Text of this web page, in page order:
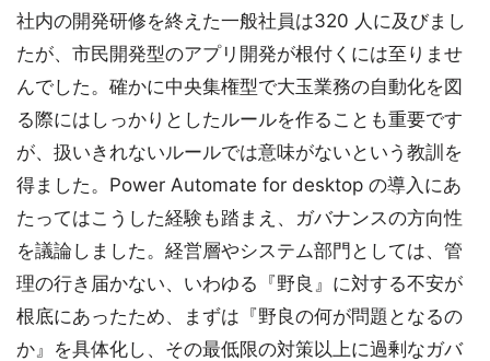
社内の開発研修を終えた一般社員は320 人に及びまし
たが、市民開発型のアプリ開発が根付くには至りませ
んでした。確かに中央集権型で大玉業務の自動化を図
る際にはしっかりとしたルールを作ることも重要です
が、扱いきれないルールでは意味がないという教訓を
得ました。Power Automate for desktop の導入にあ
たってはこうした経験も踏まえ、ガバナンスの方向性
を議論しました。経営層やシステム部門としては、管
理の行き届かない、いわゆる『野良』に対する不安が
根底にあったため、まずは『野良の何が問題となるの
か』を具体化し、その最低限の対策以上に過剰なガバ